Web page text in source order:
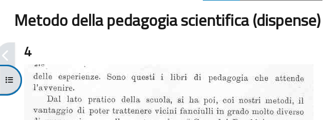
Открыть оглавление курса
Metodo della pedagogia scientifica (dispense)
4